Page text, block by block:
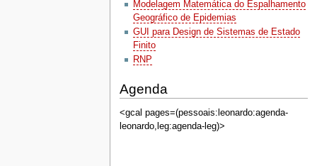
Modelagem Matemática do Espalhamento
Geográfico de Epidemias
GUI para Design de Sistemas de Estado
Finito
RNP
Agenda
<gcal pages=(pessoais:leonardo:agenda-
leonardo,leg:agenda-leg)>